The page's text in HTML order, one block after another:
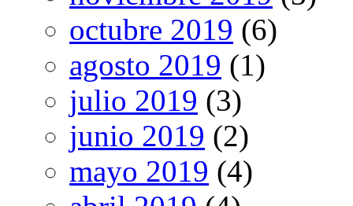
octubre 2019 (6)
agosto 2019 (1)
julio 2019 (3)
junio 2019 (2)
mayo 2019 (4)